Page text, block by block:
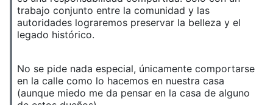
trabajo conjunto entre la comunidad y las
autoridades lograremos preservar la belleza y el
legado histórico.
No se pide nada especial, únicamente comportarse
en la calle como lo hacemos en nuestra casa
(aunque miedo me da pensar en la casa de alguno